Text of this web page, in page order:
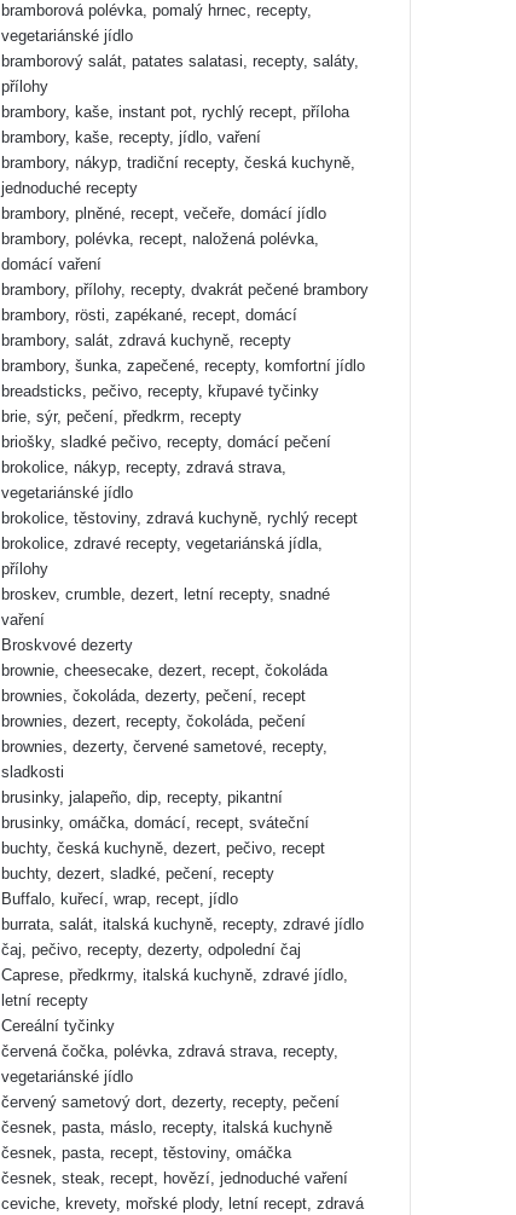
bramborová polévka, pomalý hrnec, recepty,
vegetariánské jídlo
bramborový salát, patates salatasi, recepty, saláty,
přílohy
brambory, kaše, instant pot, rychlý recept, příloha
brambory, kaše, recepty, jídlo, vaření
brambory, nákyp, tradiční recepty, česká kuchyně,
jednoduché recepty
brambory, plněné, recept, večeře, domácí jídlo
brambory, polévka, recept, naložená polévka,
domácí vaření
brambory, přílohy, recepty, dvakrát pečené brambory
brambory, rösti, zapékané, recept, domácí
brambory, salát, zdravá kuchyně, recepty
brambory, šunka, zapečené, recepty, komfortní jídlo
breadsticks, pečivo, recepty, křupavé tyčinky
brie, sýr, pečení, předkrm, recepty
briošky, sladké pečivo, recepty, domácí pečení
brokolice, nákyp, recepty, zdravá strava,
vegetariánské jídlo
brokolice, těstoviny, zdravá kuchyně, rychlý recept
brokolice, zdravé recepty, vegetariánská jídla,
přílohy
broskev, crumble, dezert, letní recepty, snadné
vaření
Broskvové dezerty
brownie, cheesecake, dezert, recept, čokoláda
brownies, čokoláda, dezerty, pečení, recept
brownies, dezert, recepty, čokoláda, pečení
brownies, dezerty, červené sametové, recepty,
sladkosti
brusinky, jalapeño, dip, recepty, pikantní
brusinky, omáčka, domácí, recept, sváteční
buchty, česká kuchyně, dezert, pečivo, recept
buchty, dezert, sladké, pečení, recepty
Buffalo, kuřecí, wrap, recept, jídlo
burrata, salát, italská kuchyně, recepty, zdravé jídlo
čaj, pečivo, recepty, dezerty, odpolední čaj
Caprese, předkrmy, italská kuchyně, zdravé jídlo,
letní recepty
Cereální tyčinky
červená čočka, polévka, zdravá strava, recepty,
vegetariánské jídlo
červený sametový dort, dezerty, recepty, pečení
česnek, pasta, máslo, recepty, italská kuchyně
česnek, pasta, recept, těstoviny, omáčka
česnek, steak, recept, hovězí, jednoduché vaření
ceviche, krevety, mořské plody, letní recept, zdravá